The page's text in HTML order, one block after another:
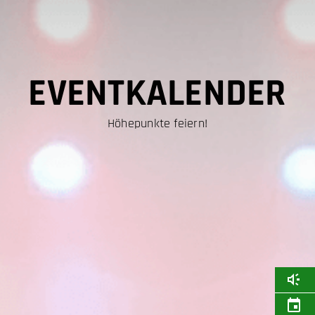
EVENTKALENDER
Höhepunkte feiern!